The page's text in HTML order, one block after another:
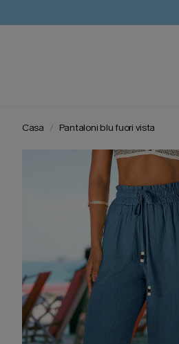
Casa Pantaloni blu fuori vista